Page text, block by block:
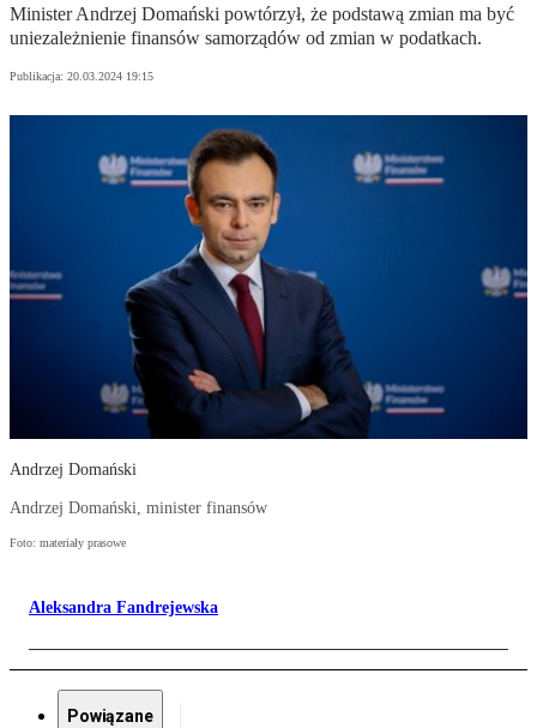
Minister Andrzej Domański powtórzył, że podstawą zmian ma być
uniezależnienie finansów samorządów od zmian w podatkach.
Publikacja: 20.03.2024 19:15
Andrzej Domański
Andrzej Domański, minister finansów
Foto: materiały prasowe
Aleksandra Fandrejewska
Powiązane